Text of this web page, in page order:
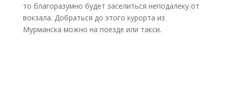
то благоразумно будет заселиться неподалеку от
вокзала. Добраться до этого курорта из
Мурманска можно на поезде или такси.